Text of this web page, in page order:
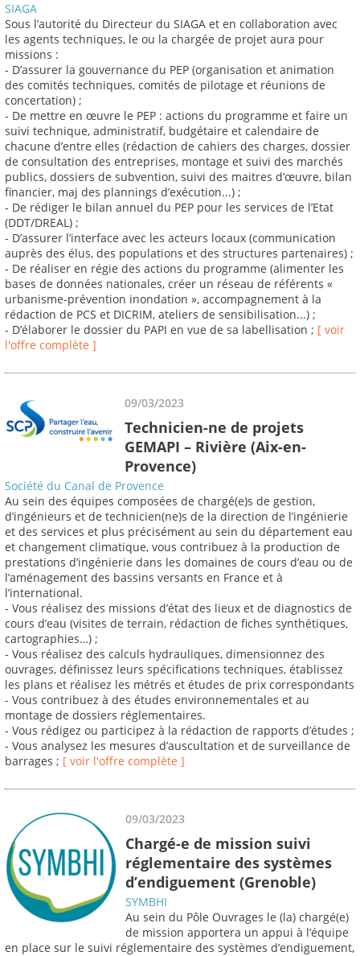
SIAGA
Sous l’autorité du Directeur du SIAGA et en collaboration avec
les agents techniques, le ou la chargée de projet aura pour
missions :
- D’assurer la gouvernance du PEP (organisation et animation
des comités techniques, comités de pilotage et réunions de
concertation) ;
- De mettre en œuvre le PEP : actions du programme et faire un
suivi technique, administratif, budgétaire et calendaire de
chacune d’entre elles (rédaction de cahiers des charges, dossier
de consultation des entreprises, montage et suivi des marchés
publics, dossiers de subvention, suivi des maitres d’œuvre, bilan
financier, maj des plannings d’exécution...) ;
- De rédiger le bilan annuel du PEP pour les services de l’Etat
(DDT/DREAL) ;
- D’assurer l’interface avec les acteurs locaux (communication
auprès des élus, des populations et des structures partenaires) ;
- De réaliser en régie des actions du programme (alimenter les
bases de données nationales, créer un réseau de référents «
urbanisme-prévention inondation », accompagnement à la
rédaction de PCS et DICRIM, ateliers de sensibilisation...) ;
- D’élaborer le dossier du PAPI en vue de sa labellisation ; [ voir
l'offre complète ]
09/03/2023
Technicien-ne de projets
GEMAPI – Rivière (Aix-en-
Provence)
Société du Canal de Provence
Au sein des équipes composées de chargé(e)s de gestion,
d’ingénieurs et de technicien(ne)s de la direction de l’ingénierie
et des services et plus précisément au sein du département eau
et changement climatique, vous contribuez à la production de
prestations d’ingénierie dans les domaines de cours d’eau ou de
l’aménagement des bassins versants en France et à
l’international.
- Vous réalisez des missions d’état des lieux et de diagnostics de
cours d’eau (visites de terrain, rédaction de fiches synthétiques,
cartographies…) ;
- Vous réalisez des calculs hydrauliques, dimensionnez des
ouvrages, définissez leurs spécifications techniques, établissez
les plans et réalisez les métrés et études de prix correspondants
- Vous contribuez à des études environnementales et au
montage de dossiers réglementaires.
- Vous rédigez ou participez à la rédaction de rapports d’études ;
- Vous analysez les mesures d’auscultation et de surveillance de
barrages ; [ voir l'offre complète ]
09/03/2023
Chargé-e de mission suivi
réglementaire des systèmes
d’endiguement (Grenoble)
SYMBHI
Au sein du Pôle Ouvrages le (la) chargé(e)
de mission apportera un appui à l’équipe
en place sur le suivi réglementaire des systèmes d’endiguement,